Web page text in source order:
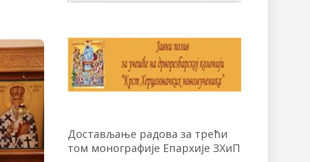
Достављање радова за трећи
том монографије Епархије ЗХиП